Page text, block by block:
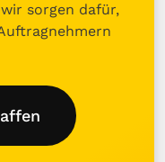
sorgen dafür,